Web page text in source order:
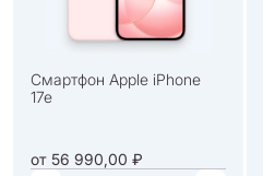
Смартфон Apple iPhone
17e
от 56 990,00 ₽